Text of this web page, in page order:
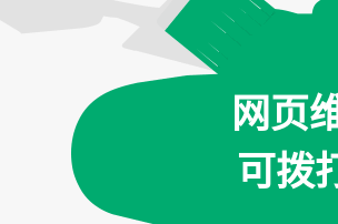
网页
可拨